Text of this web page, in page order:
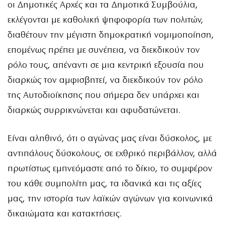
οι Δημοτικές Αρχές και τα Δημοτικά Συμβούλια,
εκλέγονται με καθολική ψηφοφορία των πολιτών,
διαθέτουν την μέγιστη δημοκρατική νομιμοποίηση,
επομένως πρέπει με συνέπεια, να διεκδικούν τον
ρόλο τους, απέναντι σε μια κεντρική εξουσία που
διαρκώς τον αμφισβητεί, να διεκδικούν τον ρόλο
της Αυτοδιοίκησης που σήμερα δεν υπάρχει και
διαρκώς συρρικνώνεται και αφυδατώνεται.
Είναι αληθινό, ότι ο αγώνας μας είναι δύσκολος, με
αντιπάλους δύσκολους, σε εχθρικό περιβάλλον, αλλά
πρωτίστως εμπνεόμαστε από το δίκιο, το συμφέρον
του κάθε συμπολίτη μας, τα ιδανικά και τις αξίες
μας, την ιστορία των λαϊκών αγώνων για κοινωνικά
δικαιώματα και κατακτήσεις.